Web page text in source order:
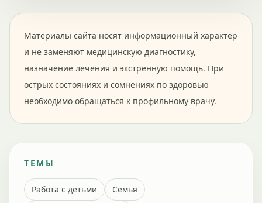
Материалы сайта носят информационный характер
и не заменяют медицинскую диагностику,
назначение лечения и экстренную помощь. При
острых состояниях и сомнениях по здоровью
необходимо обращаться к профильному врачу.
ТЕМЫ
Работа с детьми
Семья